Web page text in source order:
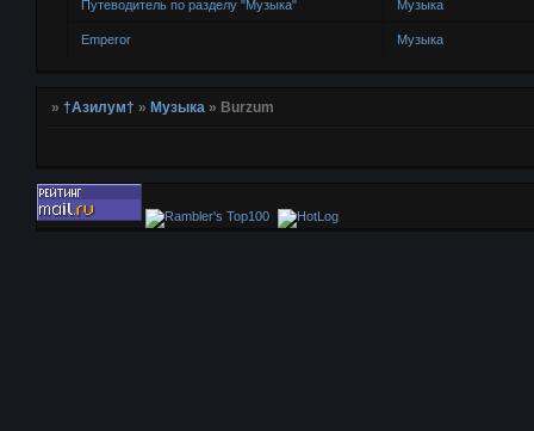
Путеводитель по разделу "Музыка" Музыка
Emperor Музыка
»†Азилум† » Музыка » Burzum